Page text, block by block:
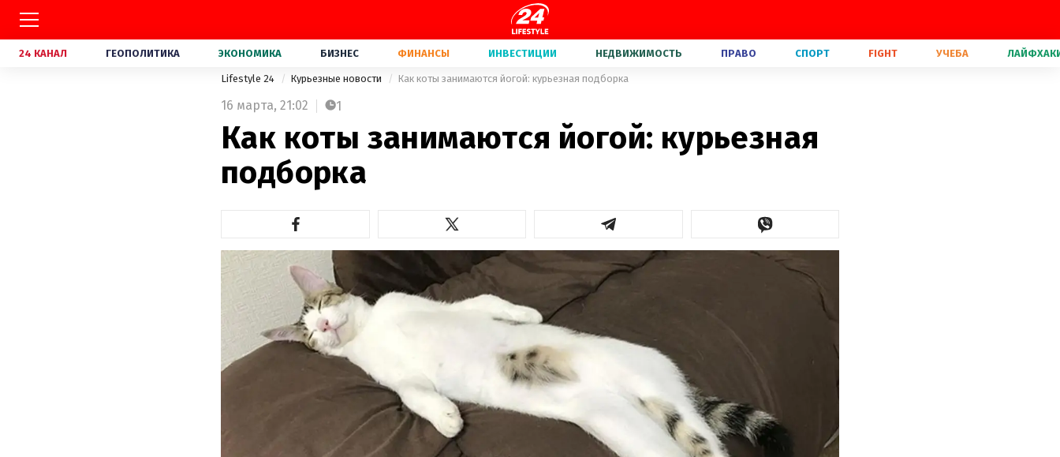
24 КАНАЛ ГЕОПОЛИТИКА ЭКОНОМИКА БИЗНЕС ФИНАНСЫ ИНВЕСТИЦИИ НЕДВИЖИМОСТЬ ПРАВО СПОРТ FIGHT УЧЕБА
Lifestyle 24 Курьезные новости Как коты занимаются йогой: курьезная подборка
16 марта, 21:02 1
Как коты занимаются йогой: курьезная
подборка